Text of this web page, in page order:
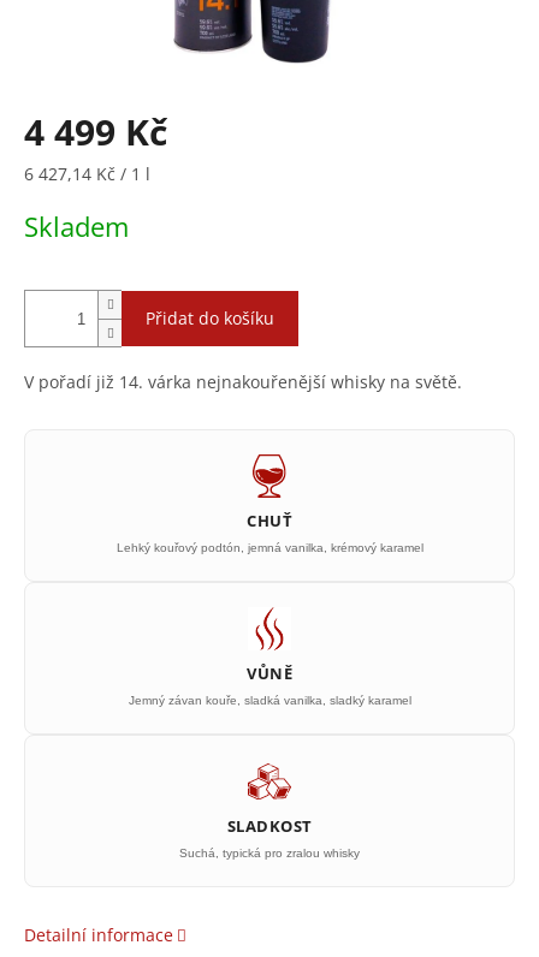
4 499 Kč
Měrná
6 427,14 Kč / 1 l
Skladem
Přidat do košíku
V pořadí již 14. várka nejnakouřenější whisky na světě.
CHUŤ
Lehký kouřový podtón, jemná vanilka, krémový karamel
VŮNĚ
Jemný závan kouře, sladká vanilka, sladký karamel
SLADKOST
Suchá, typická pro zralou whisky
Detailní informace